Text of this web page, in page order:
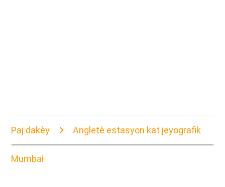
Paj dakèy Angletè estasyon kat jeyografik
Mumbai